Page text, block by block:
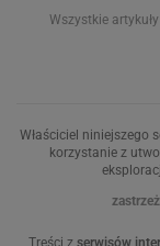
Wszystkie artykuły
Właściciel niniejszego
korzystanie z
Treści z serwisów